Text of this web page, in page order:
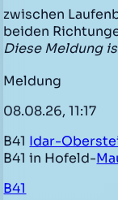
zwischen
beiden
Diese Meldung
Meldung
08.08.26, 11:17
B41 Idar-
B41 in Hofeld-
B41